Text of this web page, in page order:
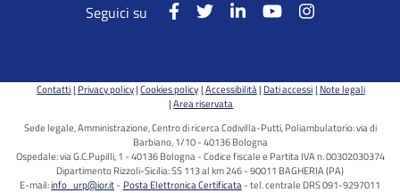
Seguici su
Contatti Privacy policy Cookies policy Accessibilità Dati accessi Note legali
Area riservata
Sede legale, Amministrazione, Centro di ricerca Codivilla-Putti, Poliambulatorio: via di
Barbiano, 1/10 - 40136 Bologna
Ospedale: via G.C.Pupilli, 1 - 40136 Bologna - Codice fiscale e Partita IVA n. 00302030374
Dipartimento Rizzoli-Sicilia: SS 113 al km 246 - 90011 BAGHERIA (PA)
E-mail:info_urp@ior.it Posta Elettronica Certificata tel. centrale DRS 091-9297011